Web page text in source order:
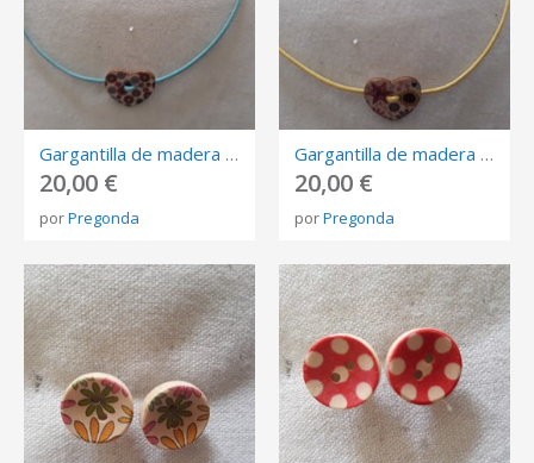
Gargantilla de madera forma de corazón pintada con flores fucsia,beige,azul. Cordón de algodón azul.
20,00 €
porPregonda
Gargantilla de madera forma de corazón pintada, tonos beige,fucsia,cordón de algodón amarillo.
20,00 €
porPregonda